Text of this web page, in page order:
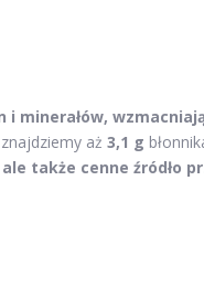
minerałów,
aż 3,1 g
także cenne źródło